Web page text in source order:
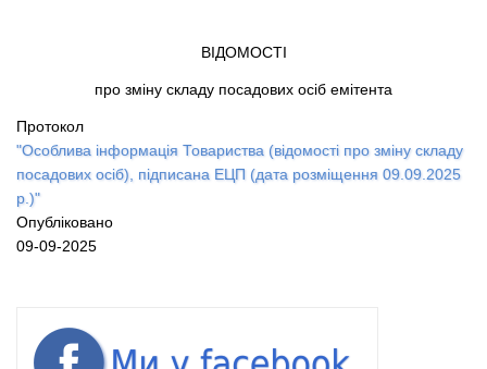
ВІДОМОСТІ
про зміну складу посадових осіб емітента
Протокол
"Особлива інформація Товариства (відомості про зміну складу
посадових осіб), підписана ЕЦП (дата розміщення 09.09.2025
р.)"
Опубліковано
09-09-2025